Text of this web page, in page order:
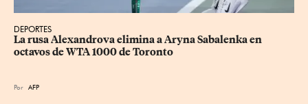
DEPORTES
La rusa Alexandrova elimina a Aryna Sabalenka en
octavos de WTA 1000 de Toronto
Por AFP